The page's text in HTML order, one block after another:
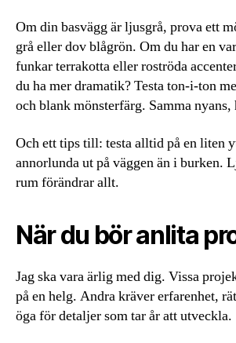
Om din basvägg är ljusgrå, prova ett
grå eller dov blågrön. Om du har en
funkar terrakotta eller roströda
du ha mer dramatik? Testa ton-i-ton
och blank mönsterfärg. Samma
Och ett tips till: testa alltid på en liten
annorlunda ut på väggen än i burken.
rum förändrar allt.
När du bör anlita
Jag ska vara ärlig med dig. Vissa
på en helg. Andra kräver erfarenhet,
öga för detaljer som tar år att utveckla.